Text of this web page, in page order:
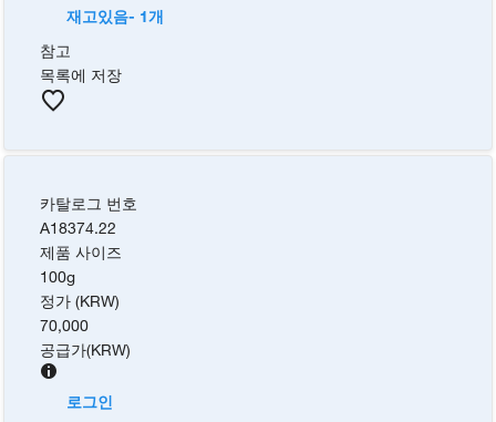
재고있음- 1개
참고
목록에 저장
카탈로그 번호
A18374.22
제품 사이즈
100g
정가 (KRW)
70,000
공급가(KRW)
로그인